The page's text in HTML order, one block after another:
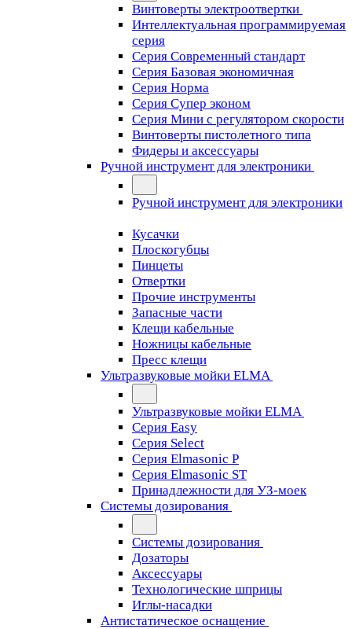
Винтоверты электроотвертки
Интеллектуальная программируемая
серия
Серия Современный стандарт
Серия Базовая экономичная
Серия Норма
Серия Cупер эконом
Серия Мини с регулятором скорости
Винтоверты пистолетного типа
Фидеры и аксессуары
Ручной инструмент для электроники
Ручной инструмент для электроники
Кусачки
Плоскогубцы
Пинцеты
Отвертки
Прочие инструменты
Запасные части
Клещи кабельные
Ножницы кабельные
Пресс клещи
Ультразвуковые мойки ELMA
Ультразвуковые мойки ELMA
Серия Easy
Серия Select
Серия Elmasonic P
Серия Elmasonic ST
Принадлежности для УЗ-моек
Системы дозирования
Системы дозирования
Дозаторы
Аксессуары
Технологические шприцы
Иглы-насадки
Антистатическое оснащение